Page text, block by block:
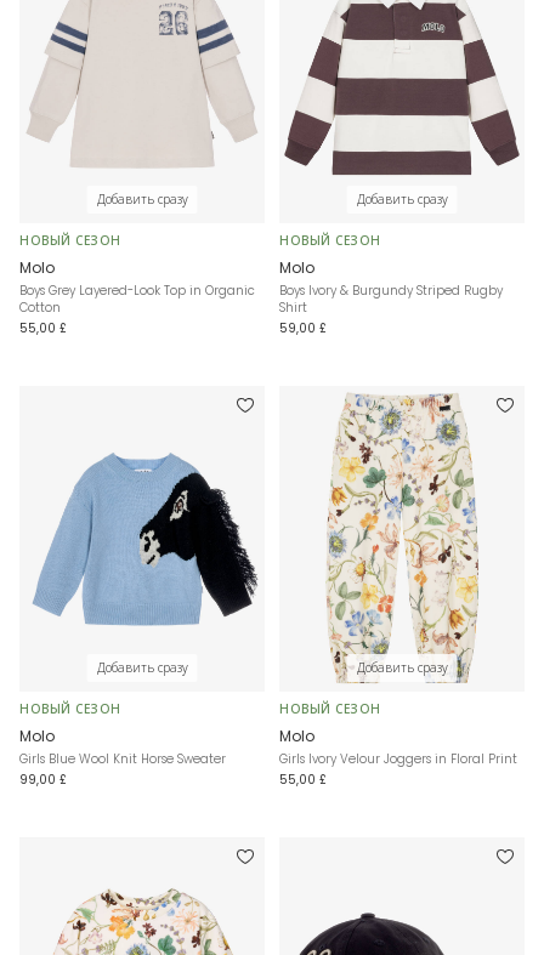
Добавить сразу
НОВЫЙ СЕЗОН
Molo
Boys Grey Layered-Look Top in Organic
Cotton
55,00 £
Добавить сразу
НОВЫЙ СЕЗОН
Molo
Boys Ivory & Burgundy Striped Rugby
Shirt
59,00 £
Добавить сразу
НОВЫЙ СЕЗОН
Molo
Girls Blue Wool Knit Horse Sweater
99,00 £
Добавить сразу
НОВЫЙ СЕЗОН
Molo
Girls Ivory Velour Joggers in Floral Print
55,00 £